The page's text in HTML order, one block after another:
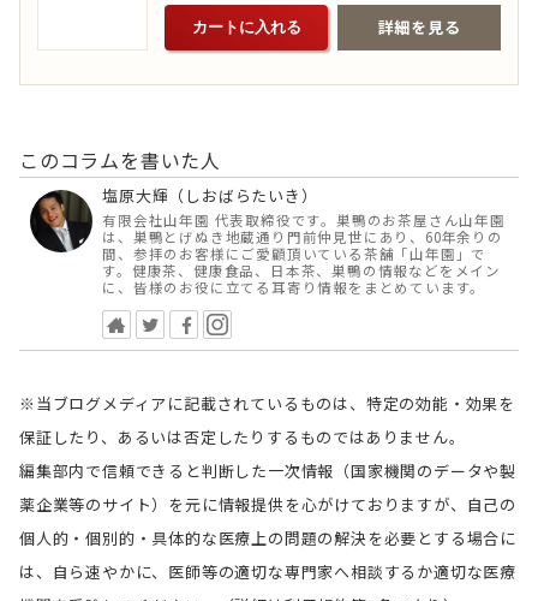
カートに入れる 詳細を見る
このコラムを書いた人
塩原大輝（しおばらたいき）
有限会社山年園 代表取締役です。巣鴨のお茶屋さん山年園
は、巣鴨とげぬき地蔵通り門前仲見世にあり、60年余りの
間、参拝のお客様にご愛顧頂いている茶舗「山年園」で
す。健康茶、健康食品、日本茶、巣鴨の情報などをメイン
に、皆様のお役に立てる耳寄り情報をまとめています。
※当ブログメディアに記載されているものは、特定の効能・効果を
保証したり、あるいは否定したりするものではありません。
編集部内で信頼できると判断した一次情報（国家機関のデータや製
薬企業等のサイト）を元に情報提供を心がけておりますが、自己の
個人的・個別的・具体的な医療上の問題の解決を必要とする場合に
は、自ら速やかに、医師等の適切な専門家へ相談するか適切な医療